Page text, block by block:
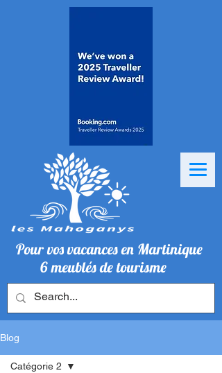
Pour vos vacances en Martinique
6 meublés de tourisme
Blog
Catégorie 2